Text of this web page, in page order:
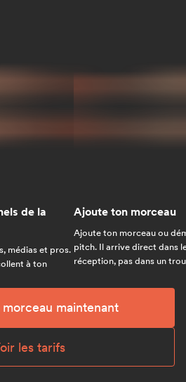
de la
médias et pros.
à ton
Ajoute ton morceau
Ajoute ton morceau ou
pitch. Il arrive direct dans
réception, pas dans un
maintenant
les tarifs